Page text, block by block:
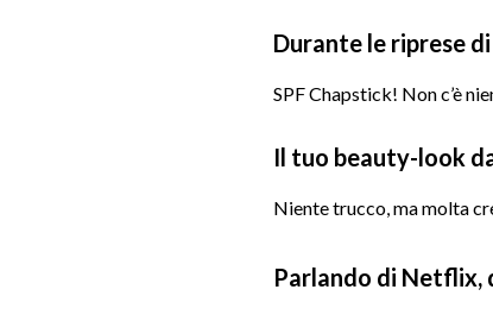
Durante le riprese
SPF Chapstick! Non c’è
Il tuo beauty-look
Niente trucco, ma molta
Parlando di Netflix,